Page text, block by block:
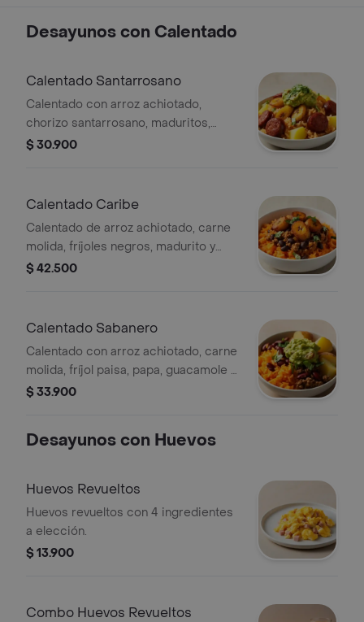
Desayunos con Calentado
Calentado Santarrosano
Calentado con arroz achiotado,
chorizo santarrosano, maduritos,
papa, guacamole y cilantro.
$ 30.900
Calentado Caribe
Calentado de arroz achiotado, carne
molida, fríjoles negros, madurito y
cilantro.
$ 42.500
Calentado Sabanero
Calentado con arroz achiotado, carne
molida, fríjol paisa, papa, guacamole y
cilantro.
$ 33.900
Desayunos con Huevos
Huevos Revueltos
Huevos revueltos con 4 ingredientes
a elección.
$ 13.900
Combo Huevos Revueltos